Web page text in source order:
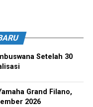
Setelah 30
Grand Filano,
2026